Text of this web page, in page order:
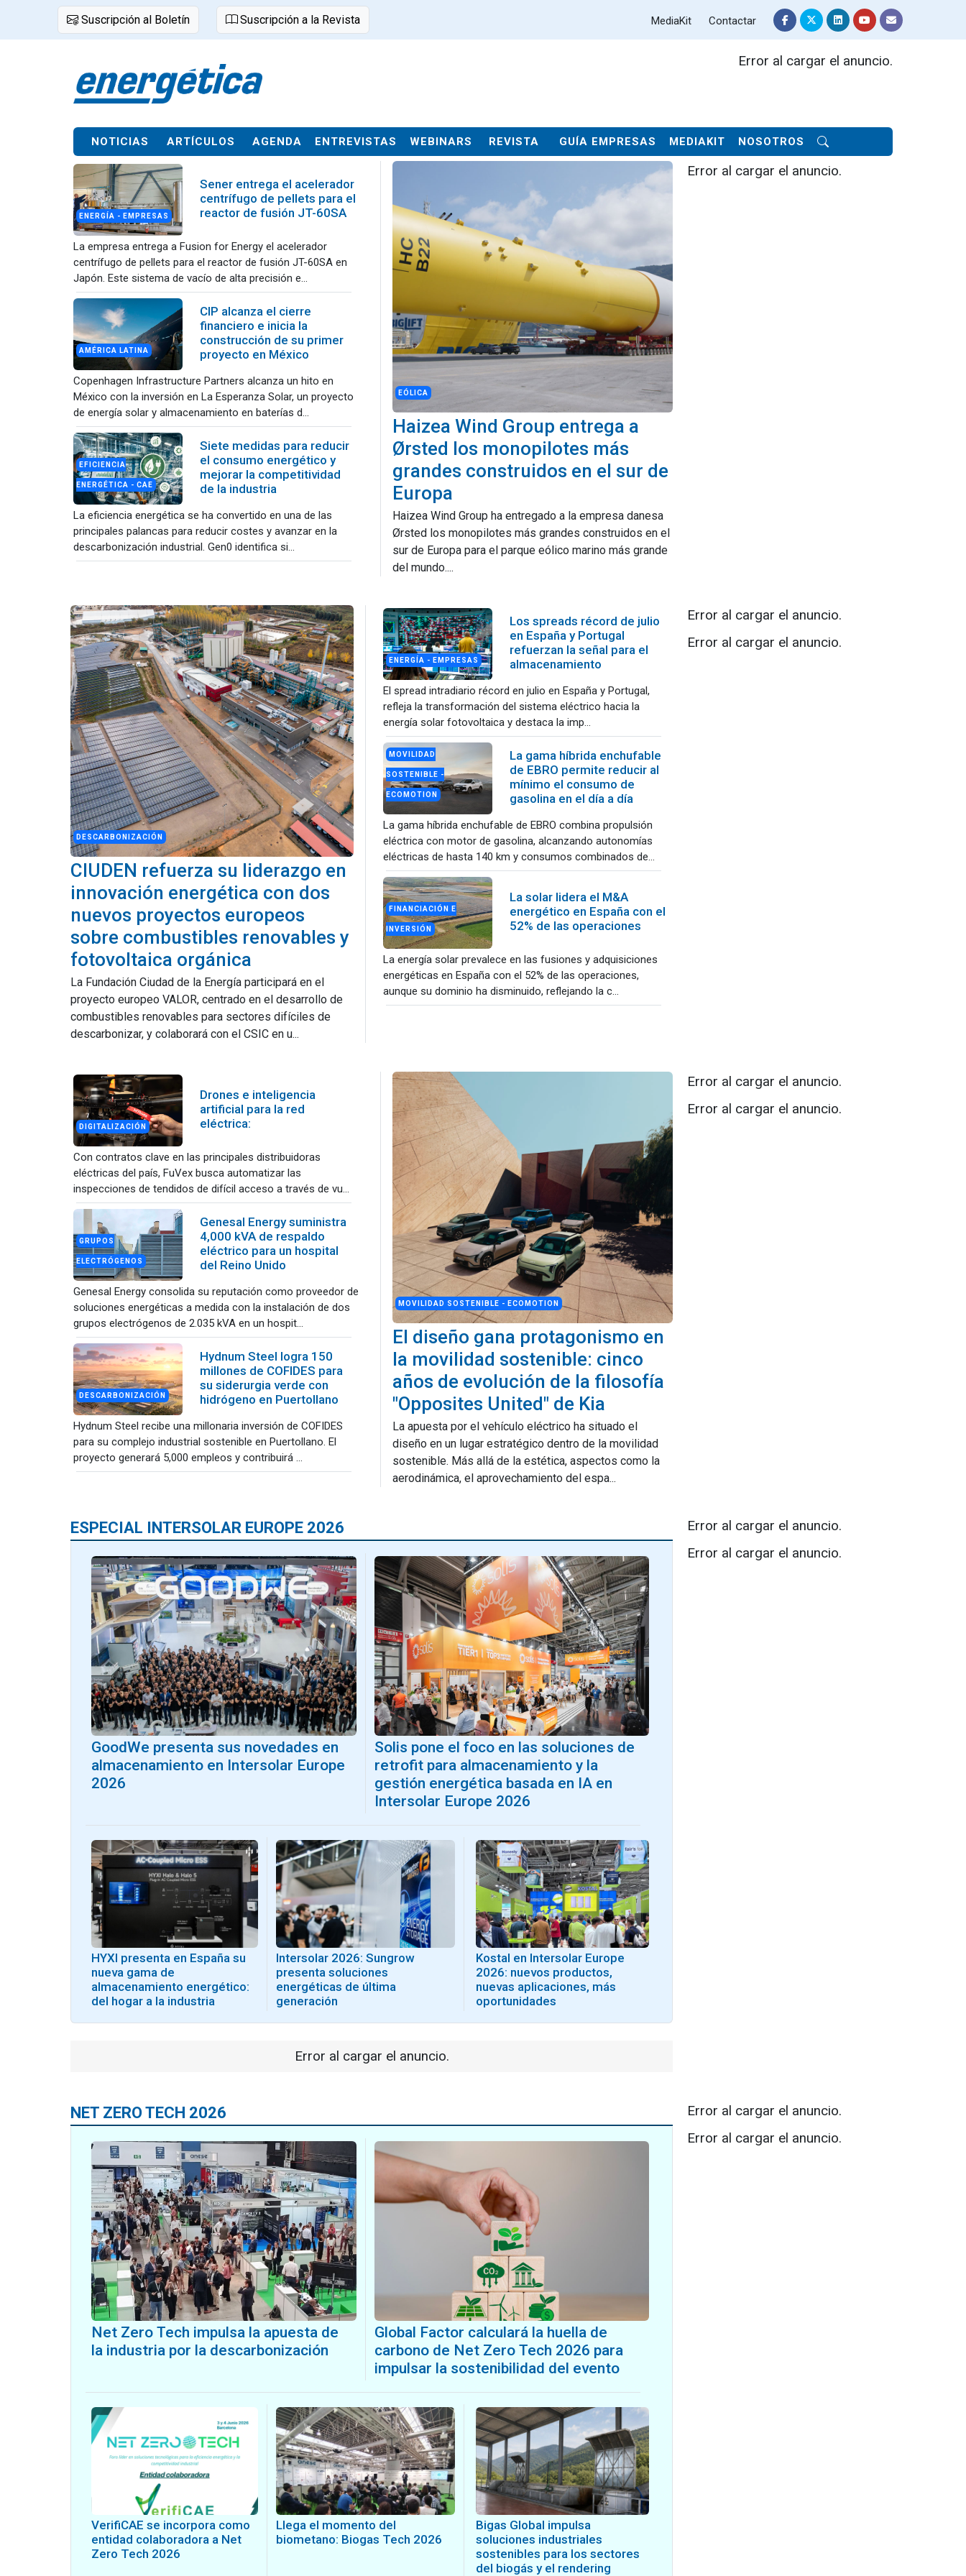
Suscripción al Boletín Suscripción a la Revista MediaKit Contactar
Error al cargar el anuncio.
NOTICIAS ARTÍCULOS AGENDA ENTREVISTAS WEBINARS REVISTA GUÍA EMPRESAS MEDIAKIT NOSOTROS
ENERGÍA - EMPRESAS
Sener entrega el acelerador
centrífugo de pellets para el
reactor de fusión JT-60SA
La empresa entrega a Fusion for Energy el acelerador
centrífugo de pellets para el reactor de fusión JT-60SA en
Japón. Este sistema de vacío de alta precisión e...
AMÉRICA LATINA
CIP alcanza el cierre
financiero e inicia la
construcción de su primer
proyecto en México
Copenhagen Infrastructure Partners alcanza un hito en
México con la inversión en La Esperanza Solar, un proyecto
de energía solar y almacenamiento en baterías d...
EFICIENCIA
ENERGÉTICA - CAE
Siete medidas para reducir
el consumo energético y
mejorar la competitividad
de la industria
La eficiencia energética se ha convertido en una de las
principales palancas para reducir costes y avanzar en la
descarbonización industrial. Gen0 identifica si...
EÓLICA
Haizea Wind Group entrega a
Ørsted los monopilotes más
grandes construidos en el sur de
Europa
Haizea Wind Group ha entregado a la empresa danesa
Ørsted los monopilotes más grandes construidos en el
sur de Europa para el parque eólico marino más grande
del mundo....
Error al cargar el anuncio.
DESCARBONIZACIÓN
CIUDEN refuerza su liderazgo en
innovación energética con dos
nuevos proyectos europeos
sobre combustibles renovables y
fotovoltaica orgánica
La Fundación Ciudad de la Energía participará en el
proyecto europeo VALOR, centrado en el desarrollo de
combustibles renovables para sectores difíciles de
descarbonizar, y colaborará con el CSIC en u...
ENERGÍA - EMPRESAS
Los spreads récord de julio
en España y Portugal
refuerzan la señal para el
almacenamiento
El spread intradiario récord en julio en España y Portugal,
refleja la transformación del sistema eléctrico hacia la
energía solar fotovoltaica y destaca la imp...
MOVILIDAD
SOSTENIBLE -
ECOMOTION
La gama híbrida enchufable
de EBRO permite reducir al
mínimo el consumo de
gasolina en el día a día
La gama híbrida enchufable de EBRO combina propulsión
eléctrica con motor de gasolina, alcanzando autonomías
eléctricas de hasta 140 km y consumos combinados de...
FINANCIACIÓN E
INVERSIÓN
La solar lidera el M&A
energético en España con el
52% de las operaciones
La energía solar prevalece en las fusiones y adquisiciones
energéticas en España con el 52% de las operaciones,
aunque su dominio ha disminuido, reflejando la c...
Error al cargar el anuncio.
Error al cargar el anuncio.
DIGITALIZACIÓN
Drones e inteligencia
artificial para la red
eléctrica:
Con contratos clave en las principales distribuidoras
eléctricas del país, FuVex busca automatizar las
inspecciones de tendidos de difícil acceso a través de vu...
GRUPOS
ELECTRÓGENOS
Genesal Energy suministra
4,000 kVA de respaldo
eléctrico para un hospital
del Reino Unido
Genesal Energy consolida su reputación como proveedor de
soluciones energéticas a medida con la instalación de dos
grupos electrógenos de 2.035 kVA en un hospit...
DESCARBONIZACIÓN
Hydnum Steel logra 150
millones de COFIDES para
su siderurgia verde con
hidrógeno en Puertollano
Hydnum Steel recibe una millonaria inversión de COFIDES
para su complejo industrial sostenible en Puertollano. El
proyecto generará 5,000 empleos y contribuirá ...
MOVILIDAD SOSTENIBLE - ECOMOTION
El diseño gana protagonismo en
la movilidad sostenible: cinco
años de evolución de la filosofía
"Opposites United" de Kia
La apuesta por el vehículo eléctrico ha situado el
diseño en un lugar estratégico dentro de la movilidad
sostenible. Más allá de la estética, aspectos como la
aerodinámica, el aprovechamiento del espa...
Error al cargar el anuncio.
Error al cargar el anuncio.
ESPECIAL INTERSOLAR EUROPE 2026
GoodWe presenta sus novedades en
almacenamiento en Intersolar Europe
2026
Solis pone el foco en las soluciones de
retrofit para almacenamiento y la
gestión energética basada en IA en
Intersolar Europe 2026
HYXI presenta en España su
nueva gama de
almacenamiento energético:
del hogar a la industria
Intersolar 2026: Sungrow
presenta soluciones
energéticas de última
generación
Kostal en Intersolar Europe
2026: nuevos productos,
nuevas aplicaciones, más
oportunidades
Error al cargar el anuncio.
Error al cargar el anuncio.
Error al cargar el anuncio.
NET ZERO TECH 2026
Net Zero Tech impulsa la apuesta de
la industria por la descarbonización
Global Factor calculará la huella de
carbono de Net Zero Tech 2026 para
impulsar la sostenibilidad del evento
VerifiCAE se incorpora como
entidad colaboradora a Net
Zero Tech 2026
Llega el momento del
biometano: Biogas Tech 2026
Bigas Global impulsa
soluciones industriales
sostenibles para los sectores
del biogás y el rendering
Error al cargar el anuncio.
Error al cargar el anuncio.